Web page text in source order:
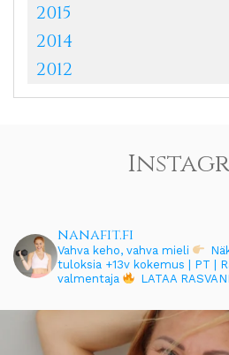
2015
2014
2012
nanafit.fi
Vahva keho, vahva mieli
tuloksia +13v kokemus | PT |
valmentaja
LATAA